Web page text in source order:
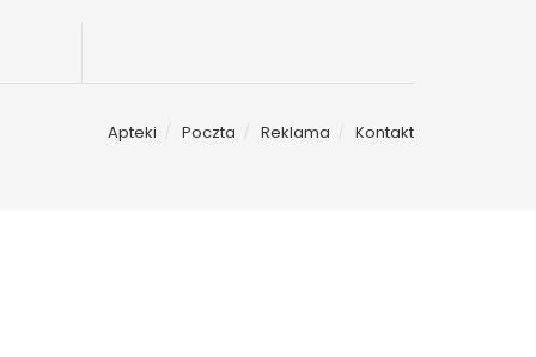
Apteki Poczta Reklama Kontakt